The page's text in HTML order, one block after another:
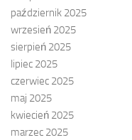
październik 2025
wrzesień 2025
sierpień 2025
lipiec 2025
czerwiec 2025
maj 2025
kwiecień 2025
marzec 2025